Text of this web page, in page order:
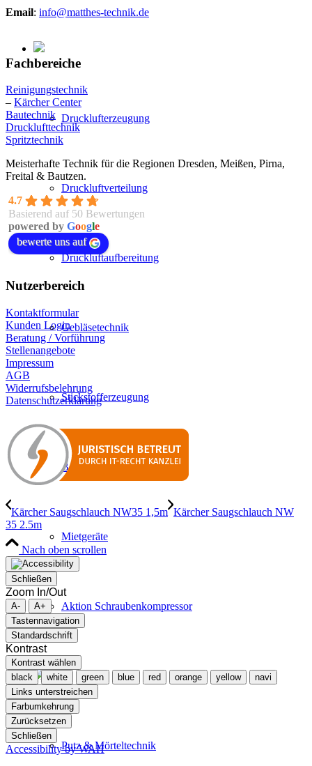
Drucklufterzeugung
Druckluftverteilung
Druckluftaufbereitung
Gebläsetechnik
Stickstofferzeugung
Beratung Vorführung
Mietgeräte
Aktion Schraubenkompressor
Putz & Mörteltechnik
Email: info@matthes-technik.de
Fachbereiche
Reinigungstechnik
– Kärcher Center
Bautechnik
Drucklufttechnik
Spritztechnik
Meisterhafte Technik für die Regionen Dresden, Meißen, Pirna,
Freital & Bautzen.
4.7
Basierend auf 50 Bewertungen
powered by Google
bewerte uns auf
Nutzerbereich
Kontaktformular
Kunden Login
Beratung / Vorführung
Stellenangebote
Impressum
AGB
Widerrufsbelehrung
Datenschutzerklärung
Kärcher Saugschlauch NW35 1,5m Kärcher Saugschlauch NW
35 2.5m
Nach oben scrollen
Schließen
Zoom In/Out
A-
A+
Tastennavigation
Standardschrift
Kontrast
Kontrast wählen
black
white green blue red orange yellow
navi
Links unterstreichen
Farbumkehrung
Zurücksetzen
Schließen
Accessibility by WAH